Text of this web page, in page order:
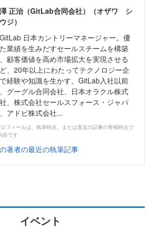
正治（GitLab合同会社）（オザワ シ
ジ）
日本カントリーマネージャー。優
業績を生みだすセールスチームを構築
顧客価値を高め市場拡大を実現させる
、20年以上にわたってテクノロジー企
経験や知識を生かす。GitLab入社以前
グーグル合同会社、日本オラクル株式
、株式会社セールスフォース・ジャパ
アドビ株式会社...
フィールは、執筆時点、または直近の記事の寄稿時点で
容です
著者の最近の執筆記事
イベント